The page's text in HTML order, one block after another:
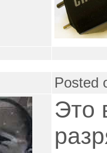
Posted
Это